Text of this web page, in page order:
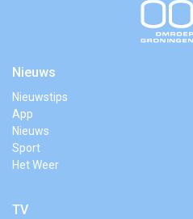
Nieuws
Nieuwstips
App
Nieuws
Sport
Het Weer
TV